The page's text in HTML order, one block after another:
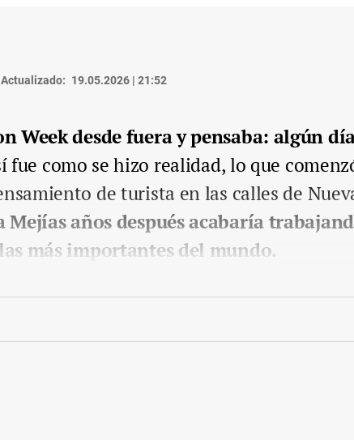
Actualizado: 19.05.2026 | 21:52
Week desde fuera y pensaba: algún
fue como se hizo realidad, lo que
de turista en las calles de
Mejías años después acabaría
más importantes del mundo.